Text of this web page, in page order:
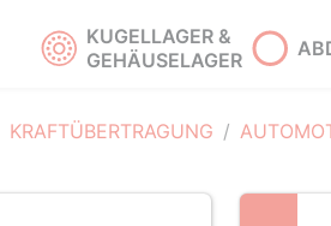
KUGELLAGER &
GEHÄUSELAGER
KRAFTÜBERTRAGUNG